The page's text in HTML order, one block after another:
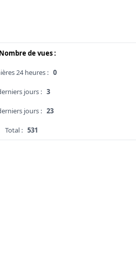
Nombre de vues :
24 heures : 0
jours : 3
jours : 23
Total : 531